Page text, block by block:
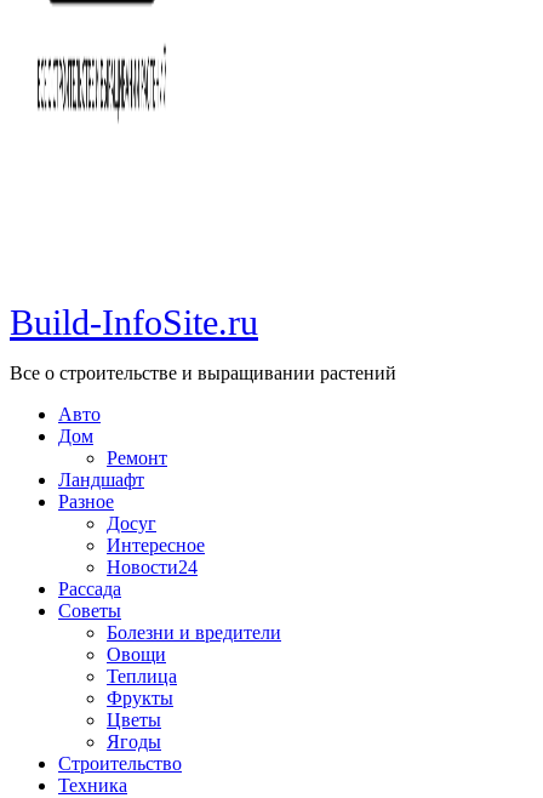
Build-InfoSite.ru
Все о строительстве и выращивании растений
Авто
Дом
Ремонт
Ландшафт
Разное
Досуг
Интересное
Новости24
Рассада
Советы
Болезни и вредители
Овощи
Теплица
Фрукты
Цветы
Ягоды
Строительство
Техника